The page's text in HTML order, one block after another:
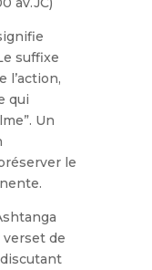
suffixe
l’action,
qui
Un
le
verset de
discutant